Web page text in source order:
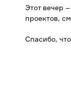
Этот вечер
проектов,
Спасибо,